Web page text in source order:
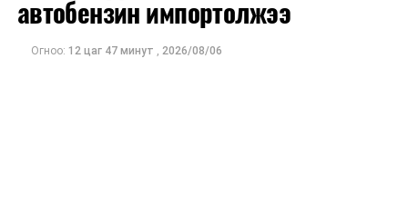
өрсөлдөнө
ӨМНӨХ МЭДЭЭ
автобензин импортолжээ
Огноо: 12 цаг 47 минут , 2026/08/06